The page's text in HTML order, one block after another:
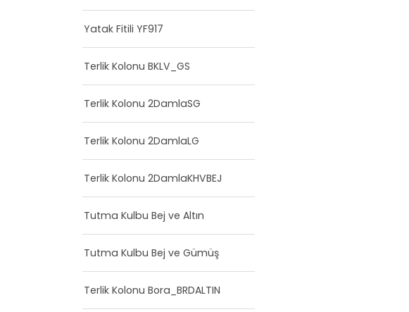
Yatak Fitili YF917
Terlik Kolonu BKLV_GS
Terlik Kolonu 2DamlaSG
Terlik Kolonu 2DamlaLG
Terlik Kolonu 2DamlaKHVBEJ
Tutma Kulbu Bej ve Altın
Tutma Kulbu Bej ve Gümüş
Terlik Kolonu Bora_BRDALTIN